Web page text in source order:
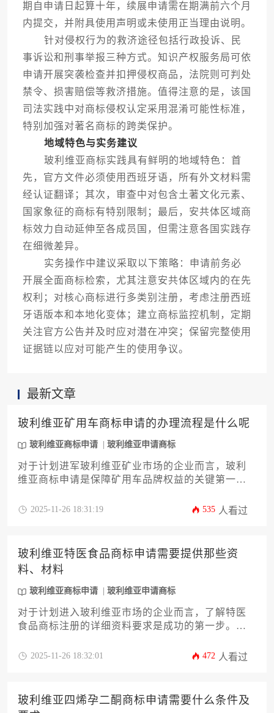
期自申请日起算十年，续展申请需在期满前六个月
内提交，并附具使用声明或未使用正当理由说明。
针对侵权行为的救济途径包括行政投诉、民
事诉讼和刑事举报三种方式。知识产权服务局可依
申请开展突袭检查并扣押侵权商品，法院则可判处
禁令、损害赔偿等救济措施。值得注意的是，该国
司法实践中对商标侵权认定采用混淆可能性标准，
特别加强对著名商标的跨类保护。
地域特色与实务建议
玻利维亚商标实践具有鲜明的地域特色：首
先，官方文件必须使用西班牙语，所有外文材料需
经认证翻译；其次，审查中对包含土著文化元素、
国家象征的商标有特别限制；最后，安共体区域商
标效力自动延伸至各成员国，但需注意各国实践存
在细微差异。
实务操作中建议采取以下策略：申请前务必
开展全面商标检索，尤其注意安共体区域内的在先
权利；对核心商标进行多类别注册，考虑注册西班
牙语版本和本地化变体；建立商标监控机制，定期
关注官方公告并及时应对潜在冲突；保留完整使用
证据链以应对可能产生的使用争议。
最新文章
玻利维亚矿用车商标申请的办理流程是什么呢
玻利维亚商标申请 玻利维亚申请商标
对于计划进军玻利维亚矿业市场的企业而言，玻利
维亚商标申请是保障矿用车品牌权益的关键第一
官方提交到后续维护的全流程，涵盖国家知识产权
提供一份清晰、实用且具有战略高度的操作指南，
帮助您高效稳妥地完成商标布局，为市场开拓奠定
坚实的法律基础。
2025-11-26 18:31:19 535 人看过
玻利维亚特医食品商标申请需要提供那些资
料、材料
玻利维亚商标申请 玻利维亚申请商标
对于计划进入玻利维亚市场的企业而言，了解特医
食品商标注册的详细资料要求是成功的第一步。本
套材料清单，涵盖从主体资格证明到产品技术文件
险，确保申请流程顺畅高效，为您的品牌在玻利维
亚市场建立坚实的法律保护基础。
2025-11-26 18:32:01 472 人看过
玻利维亚四烯孕二酮商标申请需要什么条件及